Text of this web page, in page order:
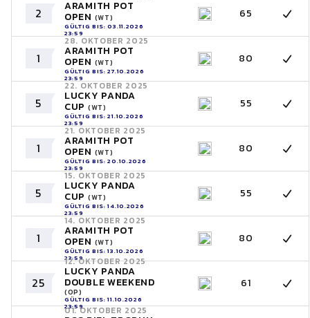
2 ARAMITH POT
OPEN (WT)
GÜLTIG BIS: 03.11.2026
23:59
65
1
28. OKTOBER 2025
ARAMITH POT
OPEN (WT)
GÜLTIG BIS: 27.10.2026
23:59
80
5
22. OKTOBER 2025
LUCKY PANDA
CUP (WT)
GÜLTIG BIS: 21.10.2026
23:59
55
1
21. OKTOBER 2025
ARAMITH POT
OPEN (WT)
GÜLTIG BIS: 20.10.2026
23:59
80
5
15. OKTOBER 2025
LUCKY PANDA
CUP (WT)
GÜLTIG BIS: 14.10.2026
23:59
55
1
14. OKTOBER 2025
ARAMITH POT
OPEN (WT)
GÜLTIG BIS: 13.10.2026
23:59
80
25
12. OKTOBER 2025
LUCKY PANDA
DOUBLE WEEKEND
(OP)
GÜLTIG BIS: 11.10.2026
23:59
61
01. OKTOBER 2025